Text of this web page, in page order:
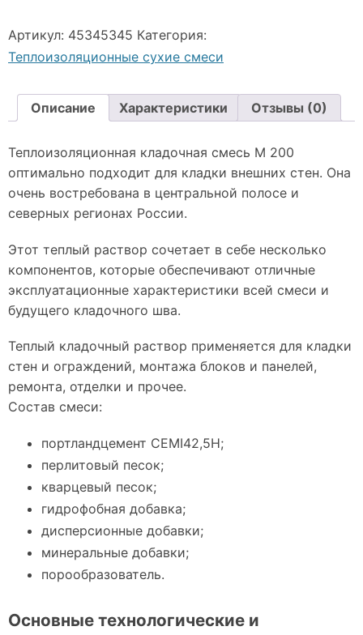
кладочная
смесь
Артикул: 45345345 Категория:
Теплоизоляционные сухие смеси
Описание Характеристики Отзывы (0)
Теплоизоляционная кладочная смесь М 200
оптимально подходит для кладки внешних стен. Она
очень востребована в центральной полосе и
северных регионах России.
Этот теплый раствор сочетает в себе несколько
компонентов, которые обеспечивают отличные
эксплуатационные характеристики всей смеси и
будущего кладочного шва.
Теплый кладочный раствор применяется для кладки
стен и ограждений, монтажа блоков и панелей,
ремонта, отделки и прочее.
Состав смеси:
портландцемент CEMI42,5H;
перлитовый песок;
кварцевый песок;
гидрофобная добавка;
дисперсионные добавки;
минеральные добавки;
порообразователь.
Основные технологические и